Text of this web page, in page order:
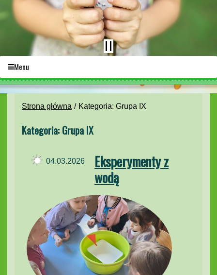
Menu
Strona główna Kategoria: Grupa IX
Kategoria: Grupa IX
Eksperymenty z
wodą
04.03.2026